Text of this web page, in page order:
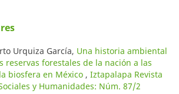
Urquiza García, Una historia ambiental
reservas forestales de la nación a las
biosfera en México , Iztapalapa Revista
y Humanidades: Núm. 87/2